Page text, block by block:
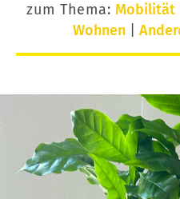
zum Thema: Mobilität
Wohnen|